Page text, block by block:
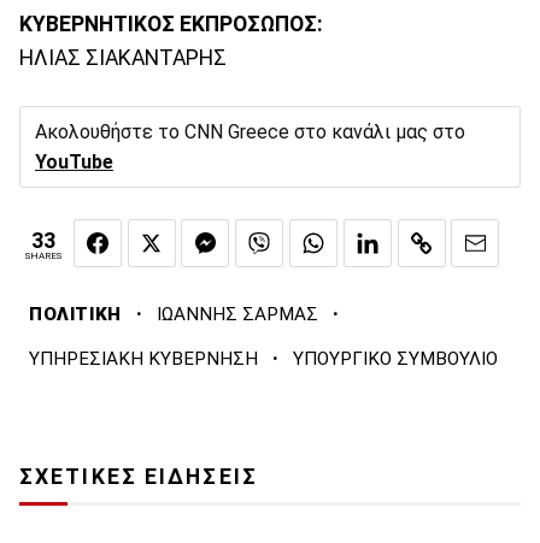
ΚΥΒΕΡΝΗΤΙΚΟΣ ΕΚΠΡΟΣΩΠΟΣ:
ΗΛΙΑΣ ΣΙΑΚΑΝΤΑΡΗΣ
Ακολουθήστε το CNN Greece στο κανάλι μας στο
YouTube
33
SHARES
ΠΟΛΙΤΙΚΗ · ΙΩΑΝΝΗΣ ΣΑΡΜΑΣ ·
ΥΠΗΡΕΣΙΑΚΗ ΚΥΒΕΡΝΗΣΗ · ΥΠΟΥΡΓΙΚΟ ΣΥΜΒΟΥΛΙΟ
ΣΧΕΤΙΚΕΣ ΕΙΔΗΣΕΙΣ